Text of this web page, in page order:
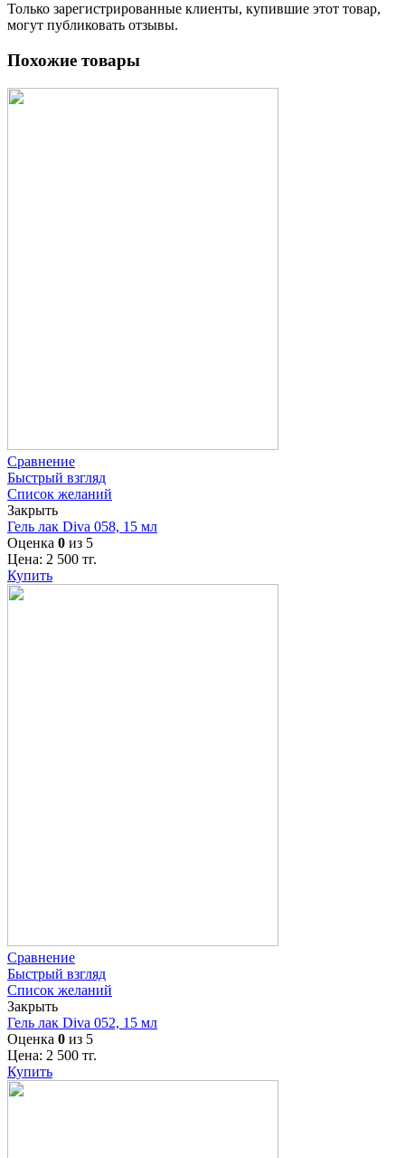
Только зарегистрированные клиенты, купившие этот товар,
могут публиковать отзывы.
Похожие товары
Сравнение
Быстрый взгляд
Список желаний
Закрыть
Гель лак Diva 058, 15 мл
Оценка 0 из 5
Цена: 2 500 тг.
Купить
Сравнение
Быстрый взгляд
Список желаний
Закрыть
Гель лак Diva 052, 15 мл
Оценка 0 из 5
Цена: 2 500 тг.
Купить